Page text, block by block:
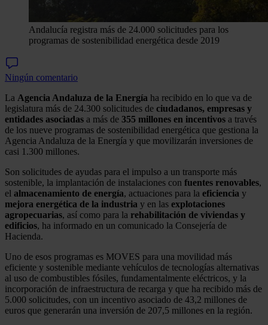
Andalucía registra más de 24.000 solicitudes para los
programas de sostenibilidad energética desde 2019
Ningún comentario
La Agencia Andaluza de la Energía ha recibido en lo que va de
legislatura más de 24.300 solicitudes de ciudadanos, empresas y
entidades asociadas a más de 355 millones en incentivos a través
de los nueve programas de sostenibilidad energética que gestiona la
Agencia Andaluza de la Energía y que movilizarán inversiones de
casi 1.300 millones.
Son solicitudes de ayudas para el impulso a un transporte más
sostenible, la implantación de instalaciones con fuentes renovables,
el almacenamiento de energía, actuaciones para la eficiencia y
mejora energética de la industria y en las explotaciones
agropecuarias, así como para la rehabilitación de viviendas y
edificios, ha informado en un comunicado la Consejería de
Hacienda.
Uno de esos programas es MOVES para una movilidad más
eficiente y sostenible mediante vehículos de tecnologías alternativas
al uso de combustibles fósiles, fundamentalmente eléctricos, y la
incorporación de infraestructura de recarga y que ha recibido más de
5.000 solicitudes, con un incentivo asociado de 43,2 millones de
euros que generarán una inversión de 207,5 millones en la región.